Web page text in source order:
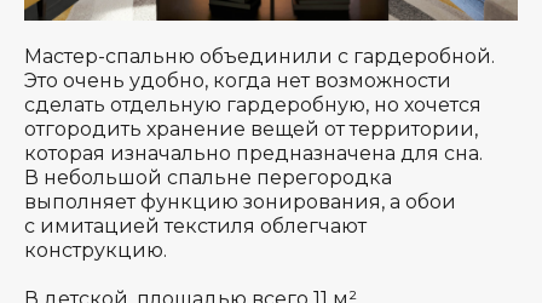
Мастер-спальню объединили с гардеробной.
Это очень удобно, когда нет возможности
сделать отдельную гардеробную, но хочется
отгородить хранение вещей от территории,
которая изначально предназначена для сна.
В небольшой спальне перегородка
выполняет функцию зонирования, а обои
с имитацией текстиля облегчают
конструкцию.